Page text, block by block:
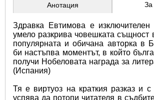
Анотация За
Здравка Евтимова е изключителен
умело разкрива човешката същност
популярната и обичана авторка в
би настъпва моментът, в който
получи Нобеловата награда за
(Испания)
Тя е виртуоз на краткия разказ и
успява да потопи читателя в